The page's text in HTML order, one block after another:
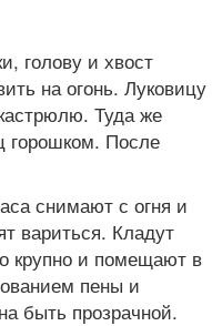
голову и хвост
на огонь. Луковицу
Туда же
горошком. После
снимают с огня и
вариться. Кладут
крупно и помещают в
пены и
быть прозрачной.